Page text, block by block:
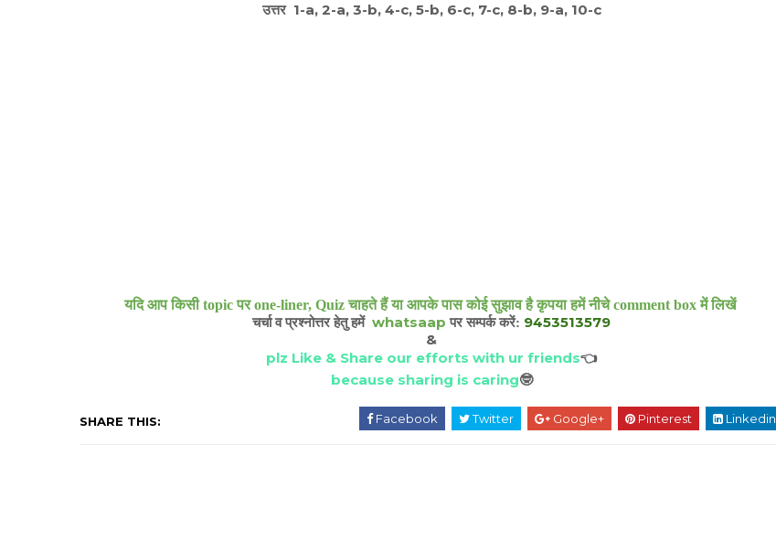
उत्तर 1-a, 2-a, 3-b, 4-c, 5-b, 6-c, 7-c, 8-b, 9-a, 10-c
यदि आप किसी topic पर one-liner, Quiz चाहते हैं या आपके पास कोई सुझाव है कृपया हमें नीचे comment box में लिखें
चर्चा व प्रश्नोत्तर हेतु हमें whatsaap पर सम्पर्क करें: 9453513579
&
plz Like & Share our efforts with ur friends👈
because sharing is caring🤓
SHARE THIS: Facebook Twitter Google+ Pinterest Linkedin